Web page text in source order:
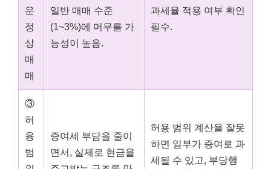
운
정
상
매
매
일반 매매 수준
(1~3%)에 머무를 가
능성이 높음.
과세율 적용 여부 확인
필수.
③
허
용
범
증여세 부담을 줄이
면서, 실제로 현금을
허용 범위 계산을 잘못
하면 일부가 증여로 과
세될 수 있고, 부당행